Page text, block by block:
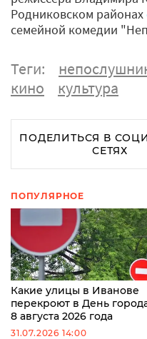
Родниковском районах
семейной комедии
Теги:
кино
культура
ПОДЕЛИТЬСЯ В
СЕТЯХ
ПОПУЛЯРНОЕ
Какие улицы в Иванове
перекроют в День
8 августа 2026 года
31.07.2026 14:00